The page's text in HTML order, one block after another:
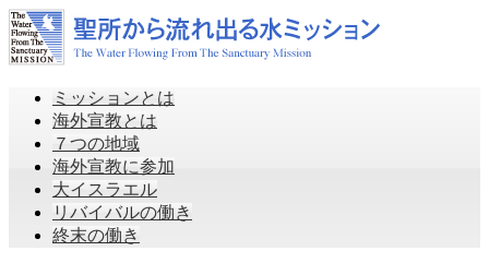
ミッションとは
海外宣教とは
７つの地域
海外宣教に参加
大イスラエル
リバイバルの働き
終末の働き